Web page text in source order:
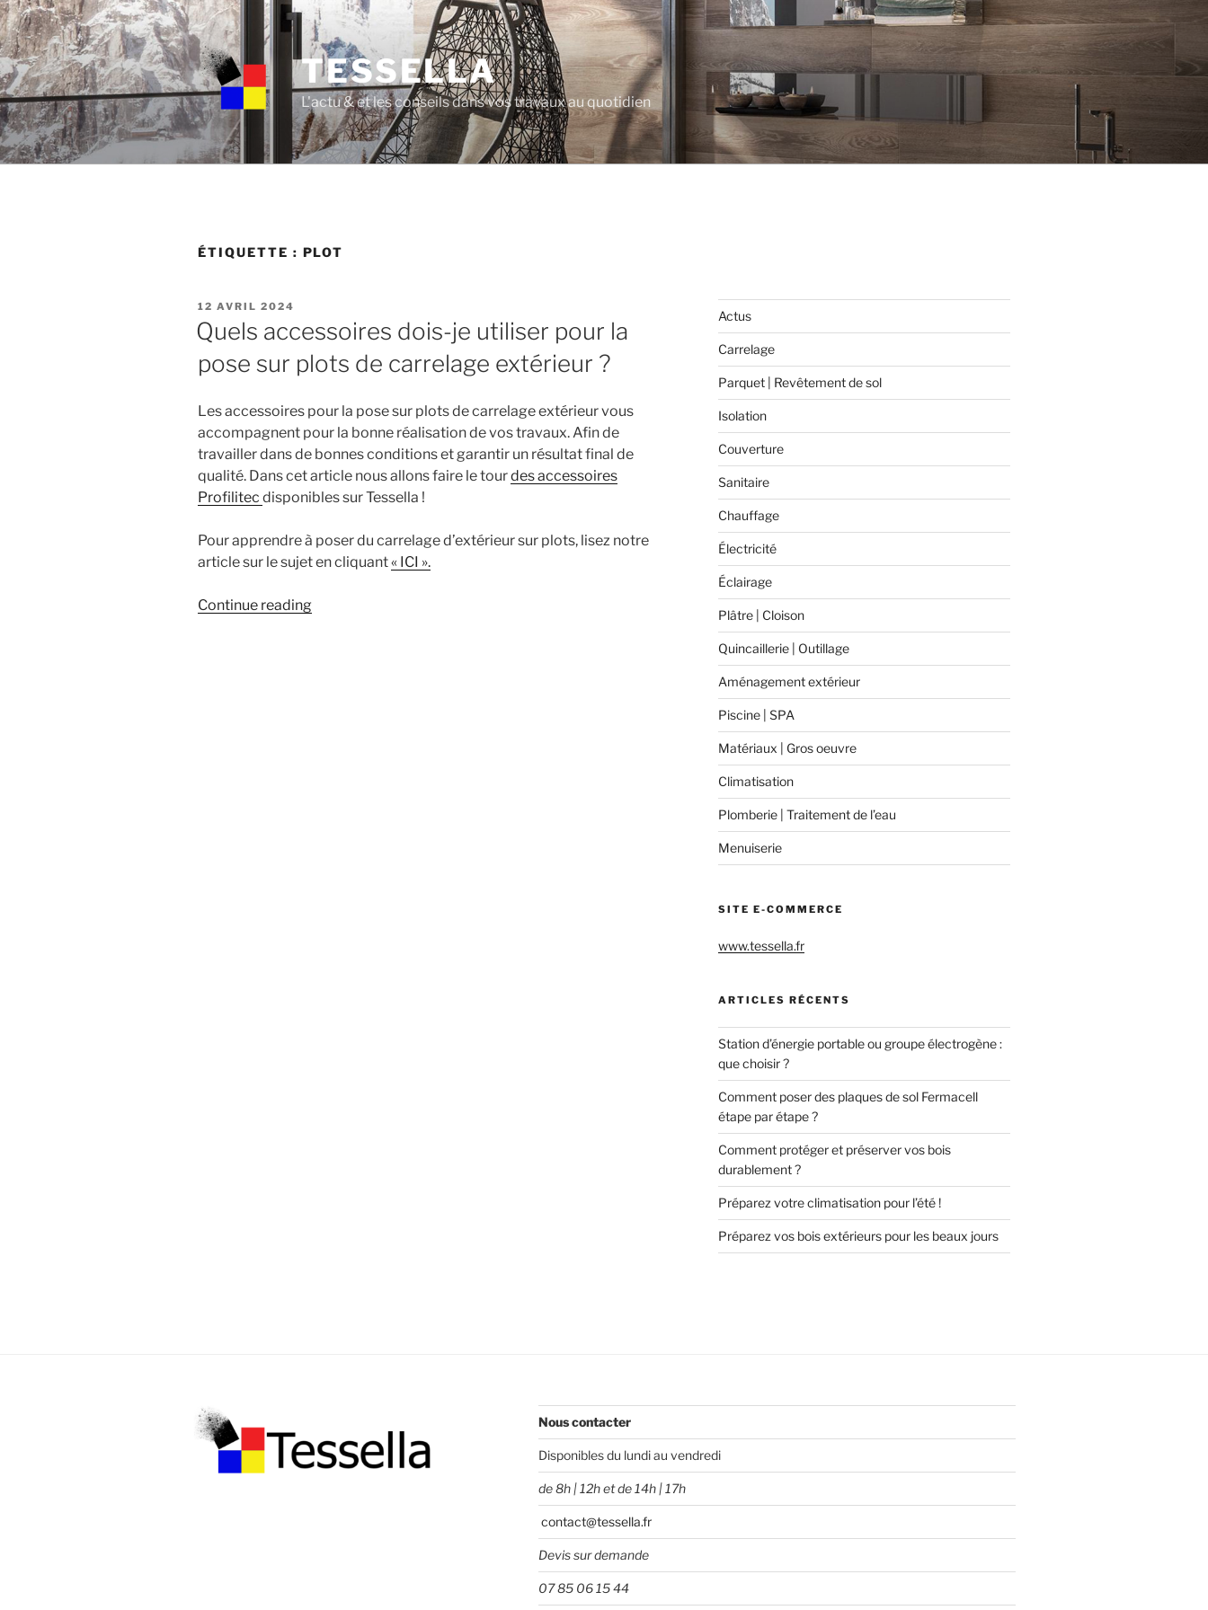
Skip
to
content
TESSELLA
L'actu & et les conseils dans vos travaux au quotidien
ÉTIQUETTE : PLOT
POSTED
ON
12 AVRIL 2024
Quels accessoires dois-je utiliser pour la
pose sur plots de carrelage extérieur ?
Les accessoires pour la pose sur plots de carrelage extérieur vous
accompagnent pour la bonne réalisation de vos travaux. Afin de
travailler dans de bonnes conditions et garantir un résultat final de
qualité. Dans cet article nous allons faire le tourdes accessoires
Profilitec disponibles sur Tessella !
Pour apprendre à poser du carrelage d’extérieur sur plots, lisez notre
article sur le sujet en cliquant« ICI ».
Continue reading« Quels
Actus
Carrelage
Parquet | Revêtement de sol
Isolation
Couverture
Sanitaire
Chauffage
Électricité
Éclairage
Plâtre | Cloison
Quincaillerie | Outillage
Aménagement extérieur
Piscine | SPA
Matériaux | Gros oeuvre
Climatisation
Plomberie | Traitement de l’eau
Menuiserie
SITE E-COMMERCE
www.tessella.fr
ARTICLES RÉCENTS
Station d’énergie portable ou groupe électrogène :
que choisir ?
Comment poser des plaques de sol Fermacell
étape par étape ?
Comment protéger et préserver vos bois
durablement ?
Préparez votre climatisation pour l’été !
Préparez vos bois extérieurs pour les beaux jours
Nous contacter
Disponibles du lundi au vendredi
de 8h | 12h et de 14h | 17h
contact@tessella.fr
Devis sur demande
07 85 06 15 44